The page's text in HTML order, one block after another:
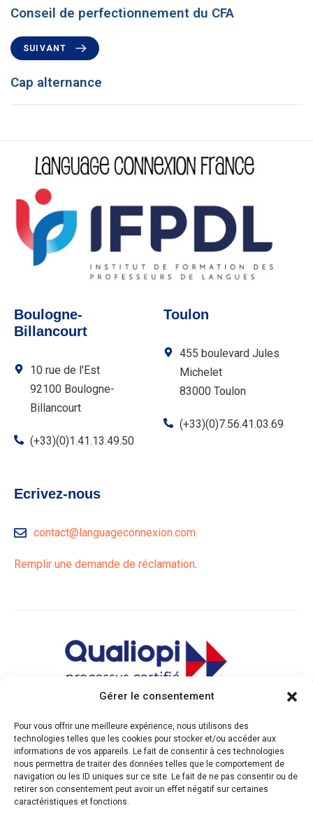
Gérer le consentement
Pour vous offrir une meilleure expérience, nous utilisons des
technologies telles que les cookies pour stocker et/ou accéder aux
informations de vos appareils. Le fait de consentir à ces technologies
nous permettra de traiter des données telles que le comportement de
navigation ou les ID uniques sur ce site. Le fait de ne pas consentir ou de
retirer son consentement peut avoir un effet négatif sur certaines
caractéristiques et fonctions.
Conseil de perfectionnement du CFA
SUIVANT
Cap alternance
Boulogne-
Billancourt
10 rue de l'Est
92100 Boulogne-
Billancourt
(+33)(0)1.41.13.49.50
Toulon
455 boulevard Jules
Michelet
83000 Toulon
(+33)(0)7.56.41.03.69
Ecrivez-nous
contact@languageconnexion.com
Remplir une demande de réclamation.
Voir le certificat